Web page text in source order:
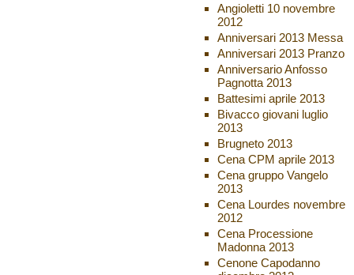
Angioletti 10 novembre
2012
Anniversari 2013 Messa
Anniversari 2013 Pranzo
Anniversario Anfosso
Pagnotta 2013
Battesimi aprile 2013
Bivacco giovani luglio
2013
Brugneto 2013
Cena CPM aprile 2013
Cena gruppo Vangelo
2013
Cena Lourdes novembre
2012
Cena Processione
Madonna 2013
Cenone Capodanno